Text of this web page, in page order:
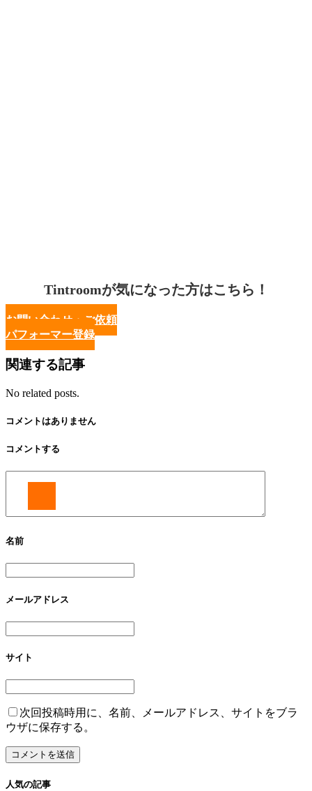
Tintroomが気になった方はこちら！
お問い合わせ・ご依頼
パフォーマー登録
関連する記事
No related posts.
コメントはありません
コメントする
名前
メールアドレス
サイト
次回投稿時用に、名前、メールアドレス、サイトをブラ
ウザに保存する。
人気の記事